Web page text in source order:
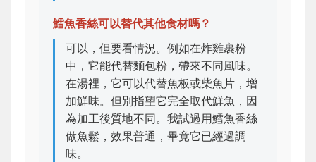
鱈魚香絲可以替代其他食材嗎？
可以，但要看情況。例如在炸雞裹粉
中，它能代替麵包粉，帶來不同風味。
在湯裡，它可以代替魚板或柴魚片，增
加鮮味。但別指望它完全取代鮮魚，因
為加工後質地不同。我試過用鱈魚香絲
做魚鬆，效果普通，畢竟它已經過調
味。